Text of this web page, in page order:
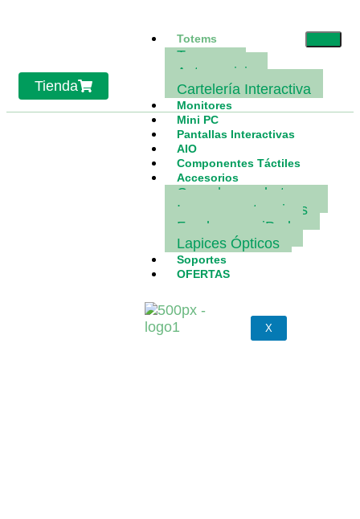
Totems
Turneros
Autoservicio
Cartelería Interactiva
Monitores
Mini PC
Pantallas Interactivas
AIO
Componentes Táctiles
Accesorios
Cerraduras y botones
Impresoras termicas
Fundas para iPad
Lapices Ópticos
Soportes
OFERTAS
X
Tienda